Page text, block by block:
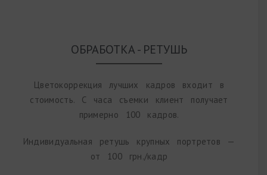
ОБРАБОТКА - РЕТУШЬ
Цветокоррекция лучших кадров входит в
стоимость. С часа съемки клиент получает
примерно 100 кадров.
Индивидуальная ретушь крупных портретов —
от 100 грн./кадр